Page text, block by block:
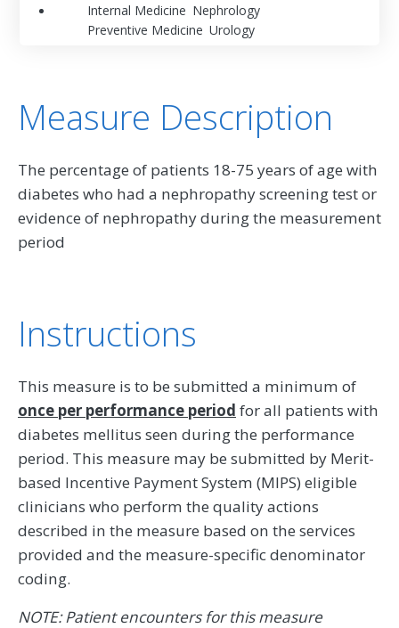
Internal Medicine Nephrology
Preventive Medicine Urology
Measure Description
The percentage of patients 18-75 years of age with
diabetes who had a nephropathy screening test or
evidence of nephropathy during the measurement
period
Instructions
This measure is to be submitted a minimum of
once per performance period for all patients with
diabetes mellitus seen during the performance
period. This measure may be submitted by Merit-
based Incentive Payment System (MIPS) eligible
clinicians who perform the quality actions
described in the measure based on the services
provided and the measure-specific denominator
coding.
NOTE: Patient encounters for this measure